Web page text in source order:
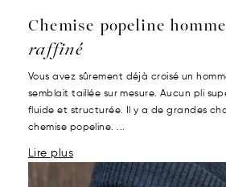
Chemise popeline
raffiné
Vous avez sûrement déjà croisé un
semblait taillée sur mesure. Aucun pli
fluide et structurée. Il y a de grandes
chemise popeline. ...
Lire plus